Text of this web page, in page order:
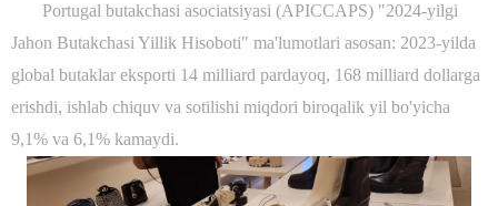
Portugal butakchasi asociatsiyasi (APICCAPS) "2024-yilgi
Jahon Butakchasi Yillik Hisoboti" ma'lumotlari asosan: 2023-yilda
global butaklar eksporti 14 milliard pardayoq, 168 milliard dollarga
erishdi, ishlab chiquv va sotilishi miqdori biroqalik yil bo'yicha
9,1% va 6,1% kamaydi.